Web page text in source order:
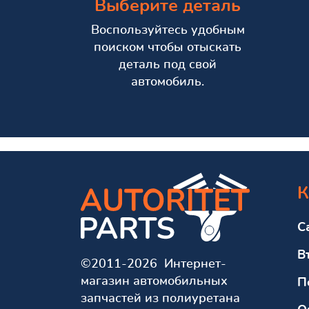
Выберите деталь
Воспользуйтесь удобным
поиском чтобы отыскать
деталь под свой
автомобиль.
©2011-2026 Интернет-
магазин автомобильных
запчастей из полиуретана